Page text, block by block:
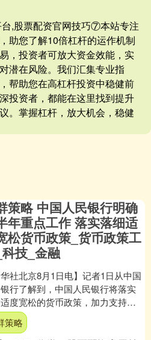
,股票配资官网技巧⑦本站专注
助您了解10倍杠杆的运作机制
，投资者可放大资金效能，实
潜在风险。我们汇集专业指
帮助您在高杠杆投资中稳健前
投资者，都能在这里找到提升
。掌握杠杆，放大机会，稳健
策略 中国人民银行明确
年重点工作 落实落细适
松货币政策_货币政策工
技_金融
华社北京8月1日电】记者1日从中国
行了解到，中国人民银行将落实
度宽松的货币政策，加力支持科
、提振消费、小微企业、稳定外
进一步深化金融....
策略